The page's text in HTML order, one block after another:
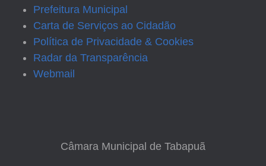
Prefeitura Municipal
Carta de Serviços ao Cidadão
Política de Privacidade & Cookies
Radar da Transparência
Webmail
Câmara Municipal de Tabapuã